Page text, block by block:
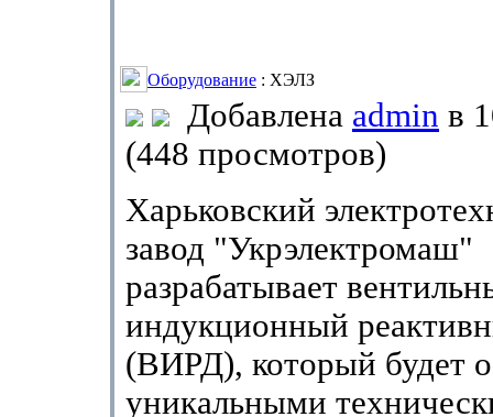
Оборудование : ХЭЛЗ
Добавлена admin в
(448 просмотров)
Харьковский
завод "Укрэлектромаш"
разрабатывает
индукционный
(ВИРД), который будет
уникальными